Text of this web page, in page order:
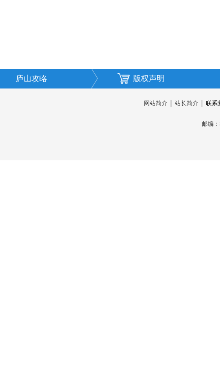
庐山攻略 版权声明
网站简介│ 站长简介│ 联系
邮编